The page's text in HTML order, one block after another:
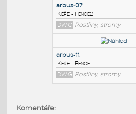
DWG
Keře
RFA Rostliny,
Komentáře: